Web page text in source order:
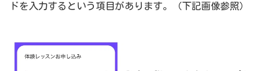
ドを入力するという項目があります。（下記画像参照）